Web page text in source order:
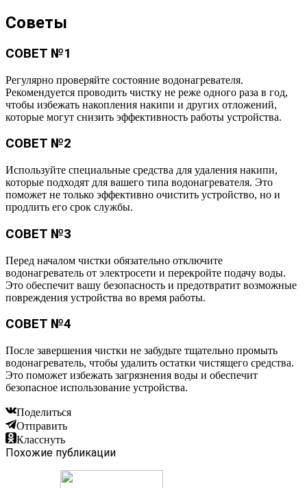
Советы
СОВЕТ №1
Регулярно проверяйте состояние водонагревателя.
Рекомендуется проводить чистку не реже одного раза в год,
чтобы избежать накопления накипи и других отложений,
которые могут снизить эффективность работы устройства.
СОВЕТ №2
Используйте специальные средства для удаления накипи,
которые подходят для вашего типа водонагревателя. Это
поможет не только эффективно очистить устройство, но и
продлить его срок службы.
СОВЕТ №3
Перед началом чистки обязательно отключите
водонагреватель от электросети и перекройте подачу воды.
Это обеспечит вашу безопасность и предотвратит возможные
повреждения устройства во время работы.
СОВЕТ №4
После завершения чистки не забудьте тщательно промыть
водонагреватель, чтобы удалить остатки чистящего средства.
Это поможет избежать загрязнения воды и обеспечит
безопасное использование устройства.
Поделиться
Отправить
Класснуть
Похожие публикации